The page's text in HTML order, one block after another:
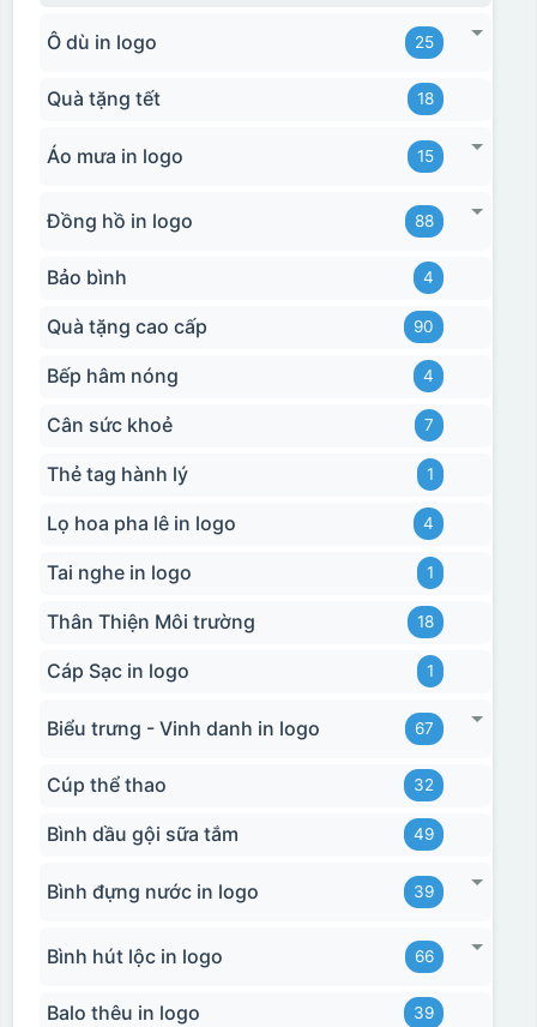
Ô dù in logo 25
Quà tặng tết 18
Áo mưa in logo 15
Đồng hồ in logo 88
Bảo bình 4
Quà tặng cao cấp 90
Bếp hâm nóng 4
Cân sức khoẻ 7
Thẻ tag hành lý 1
Lọ hoa pha lê in logo 4
Tai nghe in logo 1
Thân Thiện Môi trường 18
Cáp Sạc in logo 1
Biểu trưng - Vinh danh in logo 67
Cúp thể thao 32
Bình dầu gội sữa tắm 49
Bình đựng nước in logo 39
Bình hút lộc in logo 66
Balo thêu in logo 39